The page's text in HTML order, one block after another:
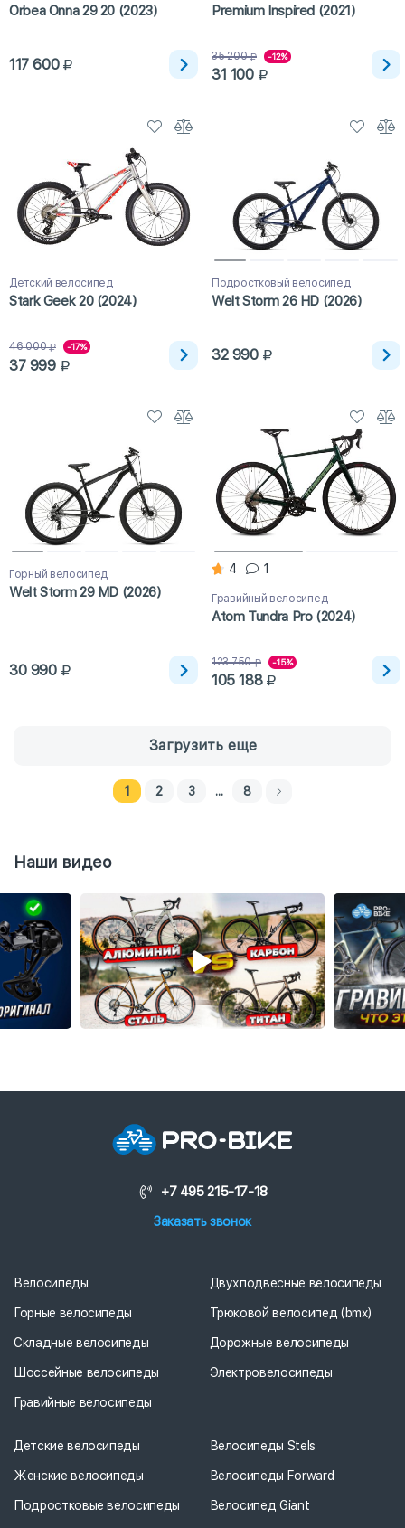
Orbea Onna 29 20 (2023)
117 600
Premium Inspired (2021)
35 200 -12%
31 100
Детский велосипед
Stark Geek 20 (2024)
46 000 -17%
37 999
Подростковый велосипед
Welt Storm 26 HD (2026)
32 990
Горный велосипед
Welt Storm 29 MD (2026)
30 990
4 1
Гравийный велосипед
Atom Tundra Pro (2024)
123 750 -15%
105 188
Загрузить еще
1 2 3 ... 8
Наши видео
+7 495 215-17-18
Заказать звонок
Велосипеды
Горные велосипеды
Складные велосипеды
Шоссейные велосипеды
Гравийные велосипеды
Двухподвесные велосипеды
Трюковой велосипед (bmx)
Дорожные велосипеды
Электровелосипеды
Детские велосипеды
Женские велосипеды
Подростковые велосипеды
Велосипеды Stels
Велосипеды Forward
Велосипед Giant